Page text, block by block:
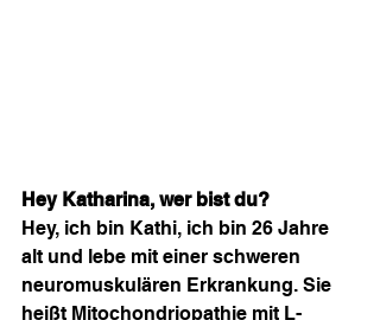
Hey Katharina, wer bist du?
Hey, ich bin Kathi, ich bin 26 Jahre
alt und lebe mit einer schweren
neuromuskulären Erkrankung. Sie
heißt Mitochondriopathie mit L-